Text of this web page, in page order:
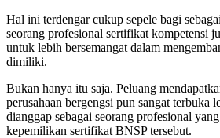
Hal ini terdengar cukup sepele bagi
seorang profesional sertifikat kompetensi
untuk lebih bersemangat dalam
dimiliki.
Bukan hanya itu saja. Peluang
perusahaan bergengsi pun sangat terbuka
dianggap sebagai seorang profesional
kepemilikan sertifikat BNSP tersebut.